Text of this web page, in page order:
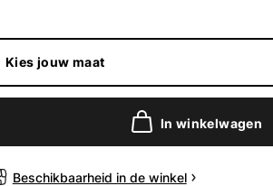
Kies jouw maat
In winkelwagen
Beschikbaarheid in de winkel